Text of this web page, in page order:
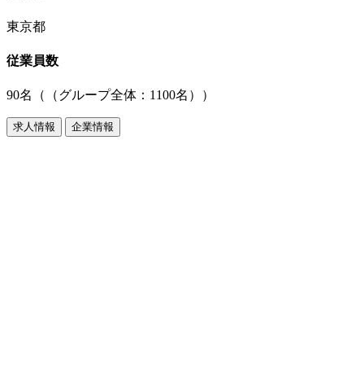
東京都
従業員数
90名（（グループ全体：1100名））
求人情報 企業情報